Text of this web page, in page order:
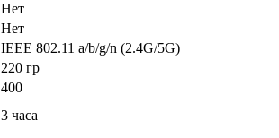
Нет
Нет
IEEE 802.11 a/b/g/n (2.4G/5G)
220 гр
400
3 часа